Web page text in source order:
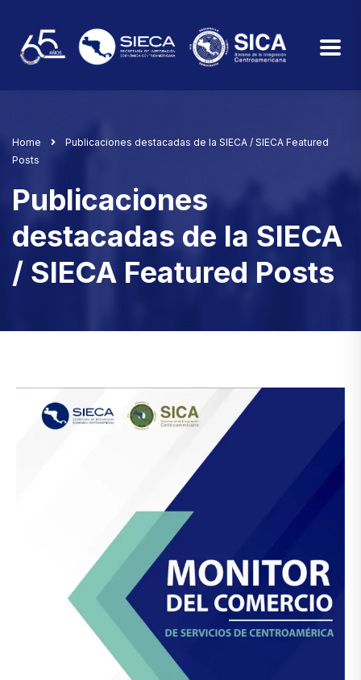
Home
Publicaciones destacadas de la SIECA / SIECA Featured
Posts
Publicaciones
destacadas de la SIECA
/ SIECA Featured Posts